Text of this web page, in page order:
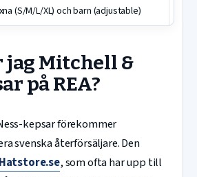
(S/M/L/XL) och barn (adjustable)
Mitchell &
på REA?
kepsar förekommer
svenska återförsäljare. Den
Hatstore.se, som ofta har upp till